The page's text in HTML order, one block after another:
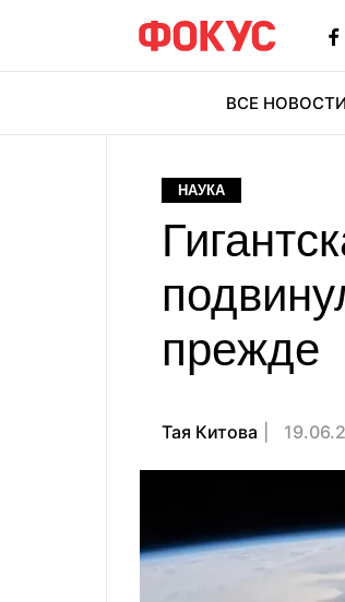
ВСЕ НОВОСТИ
НАУКА
прежде
Тая Китова